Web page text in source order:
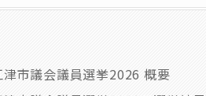
津市議会議員選挙2026 概要